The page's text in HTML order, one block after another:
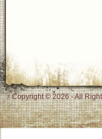
Copyright © 2026 - All